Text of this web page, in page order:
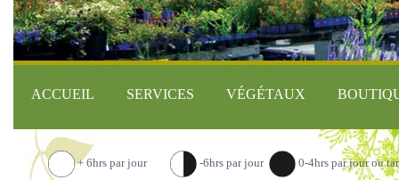
ACCUEIL SERVICES VÉGÉTAUX
+ 6hrs par jour -6hrs par jour 0-4hrs par jour ou